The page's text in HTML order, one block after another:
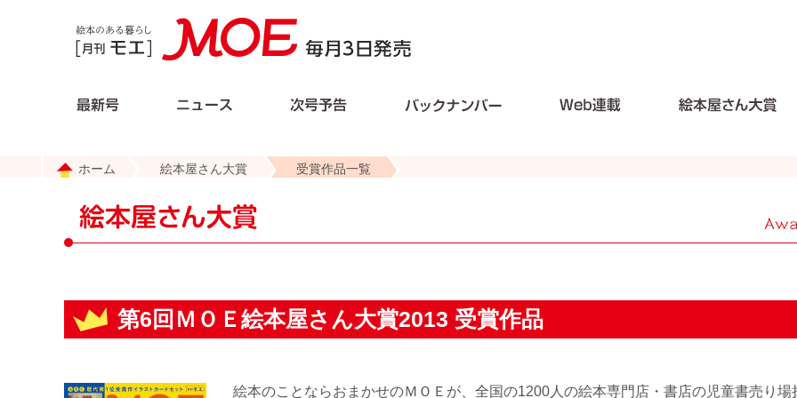
ホーム 絵本屋さん大賞 受賞作品一覧
第6回ＭＯＥ絵本屋さん大賞2013 受賞作品
絵本のことならおまかせのＭＯＥが、全国の1200人の絵本専門店・書店の児童書売り場